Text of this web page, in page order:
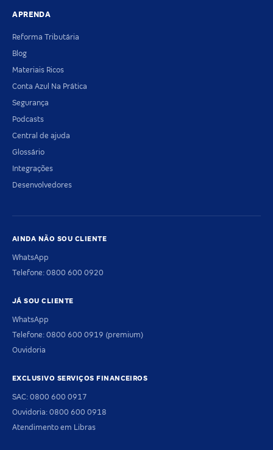
APRENDA
Reforma Tributária
Blog
Materiais Ricos
Conta Azul Na Prática
Segurança
Podcasts
Central de ajuda
Glossário
Integrações
Desenvolvedores
AINDA NÃO SOU CLIENTE
WhatsApp
Telefone: 0800 600 0920
JÁ SOU CLIENTE
WhatsApp
Telefone: 0800 600 0919 (premium)
Ouvidoria
EXCLUSIVO SERVIÇOS FINANCEIROS
SAC: 0800 600 0917
Ouvidoria: 0800 600 0918
Atendimento em Libras